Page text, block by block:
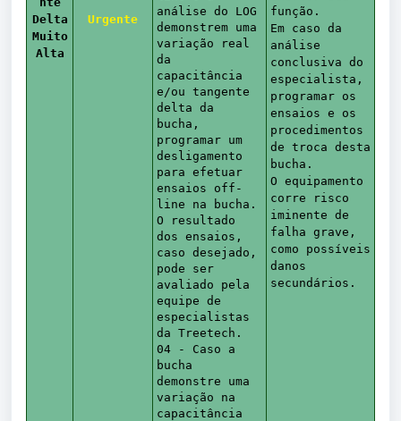
Delta
Muito
Alta
Urgente
análise do LOG
demonstrem uma
variação real
da
capacitância
e/ou tangente
delta da
bucha,
programar um
desligamento
para efetuar
ensaios off-
line na bucha.
O resultado
dos ensaios,
caso desejado,
pode ser
avaliado pela
equipe de
especialistas
da Treetech.
04 - Caso a
bucha
demonstre uma
variação na
capacitância
função.
Em caso da
análise
conclusiva do
especialista,
programar os
ensaios e os
procedimentos
de troca desta
bucha.
O equipamento
corre risco
iminente de
falha grave,
como possíveis
danos
secundários.